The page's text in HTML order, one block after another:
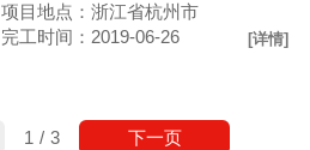
项目地点：浙江省杭州市
完工时间：2019-06-26
[详情]
1 / 3 下一页